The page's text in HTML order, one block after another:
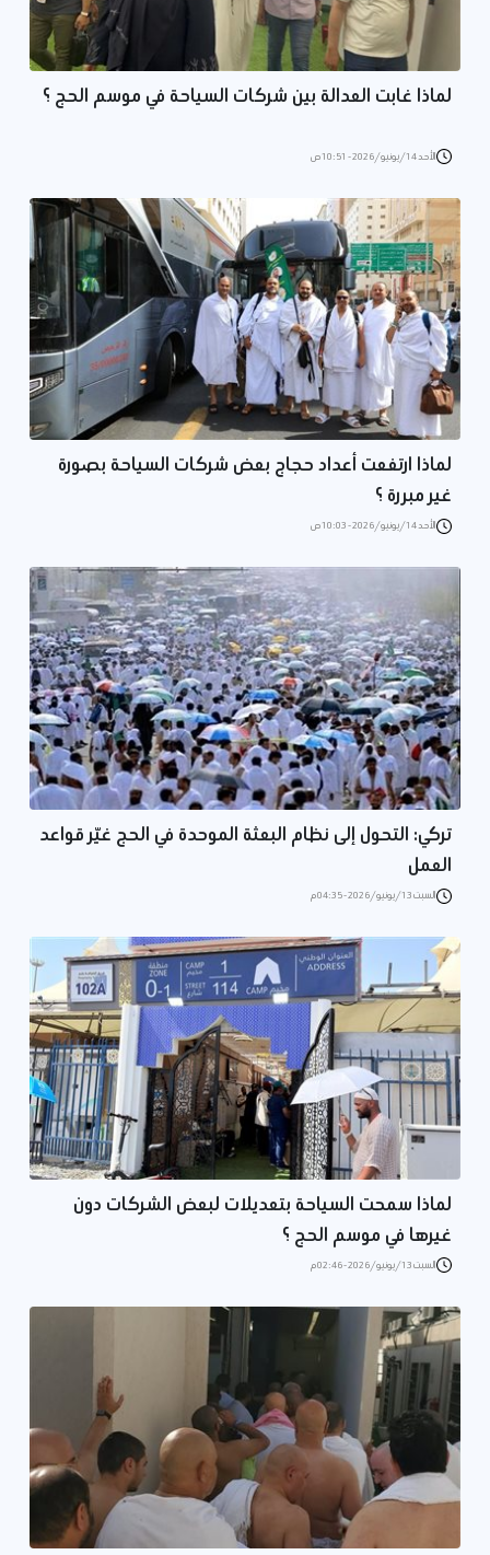
لماذا غابت العدالة بين شركات السياحة في موسم الحج ؟
الأحد 14/يونيو/2026 - 10:51 ص
لماذا ارتفعت أعداد حجاج بعض شركات السياحة بصورة
غير مبررة ؟
الأحد 14/يونيو/2026 - 10:03 ص
تركي: التحول إلى نظام البعثة الموحدة في الحج غيّر قواعد
العمل
السبت 13/يونيو/2026 - 04:35 م
لماذا سمحت السياحة بتعديلات لبعض الشركات دون
غيرها في موسم الحج ؟
السبت 13/يونيو/2026 - 02:46 م